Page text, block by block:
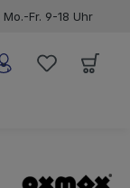
Mo.-Fr. 9-18 Uhr